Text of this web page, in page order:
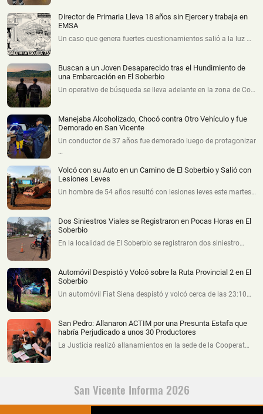
Director de Primaria Lleva 18 años sin Ejercer y trabaja en
EMSA
Un caso que genera fuertes cuestionamientos salió a la luz …
Buscan a un Joven Desaparecido tras el Hundimiento de
una Embarcación en El Soberbio
Un operativo de búsqueda se lleva adelante en la zona de Co…
Manejaba Alcoholizado, Chocó contra Otro Vehículo y fue
Demorado en San Vicente
Un conductor de 37 años fue demorado luego de protagonizar
…
Volcó con su Auto en un Camino de El Soberbio y Salió con
Lesiones Leves
Un hombre de 54 años resultó con lesiones leves este martes…
Dos Siniestros Viales se Registraron en Pocas Horas en El
Soberbio
En la localidad de El Soberbio se registraron dos siniestro…
Automóvil Despistó y Volcó sobre la Ruta Provincial 2 en El
Soberbio
Un automóvil Fiat Siena despistó y volcó cerca de las 23:10…
San Pedro: Allanaron ACTIM por una Presunta Estafa que
habría Perjudicado a unos 30 Productores
La Justicia realizó allanamientos en la sede de la Cooperat…
San Vicente Informa 2026